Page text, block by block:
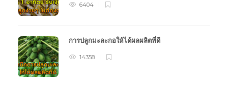
6404
การปลูกมะละกอให้ได้ผลผลิตที่ดี
14358